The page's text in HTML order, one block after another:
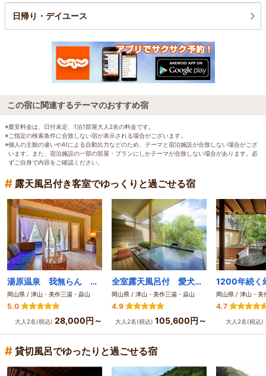
日帰り・デイユース
この宿に関連するテーマのおすすめ宿
※最安料金は、日付未定、1泊1部屋大人2名の料金です。
※ご指定の検索条件に合致しない宿が表示される場合がございます。
※個人の主観の違いやAIによる自動出力などのため、テーマと宿泊施設が合致しない場合がござ
います。また、宿泊施設の一部の部屋・プランにしかテーマが合致しない場合があります。必
ずご自身で内容をご確認ください。
# 露天風呂付き客室でゆっくりと過ごせる宿
湯原温泉 我無らん －GAMELAN－
岡山県 / 津山・美作三湯・蒜山
5.0
大人2名(税込) 28,000円～
全室露天風呂付 愛犬と泊まれる温泉宿 わんこあん
岡山県 / 津山・美作三湯・蒜山
4.9
大人2名(税込) 105,600円～
岡山県 / 津山・美
4.7
大人2名(税込)
# 貸切風呂でゆったりと過ごせる宿